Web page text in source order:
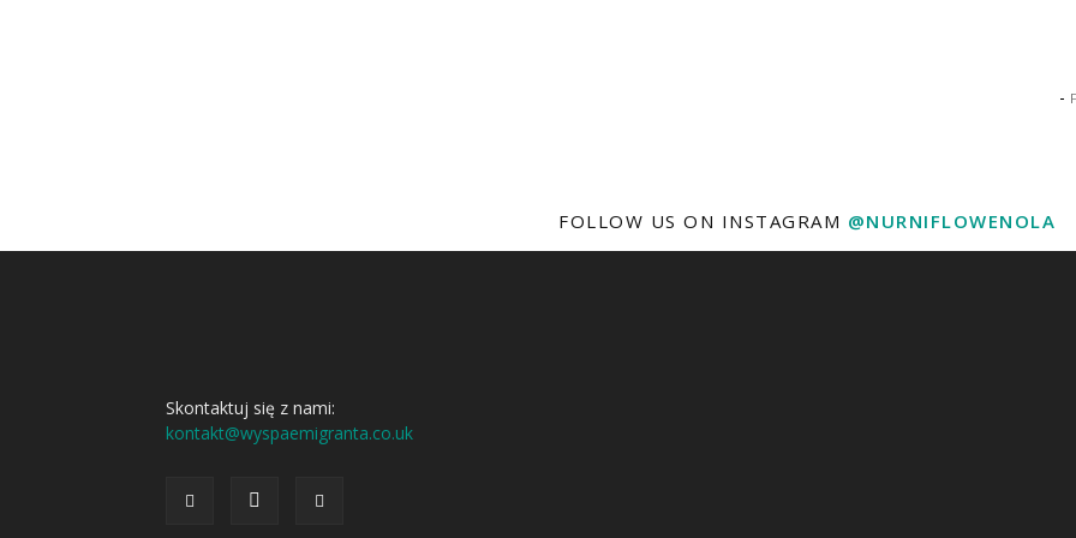
-
FOLLOW US ON INSTAGRAM @NURNIFLOWENOLA
Skontaktuj się z nami:
kontakt@wyspaemigranta.co.uk